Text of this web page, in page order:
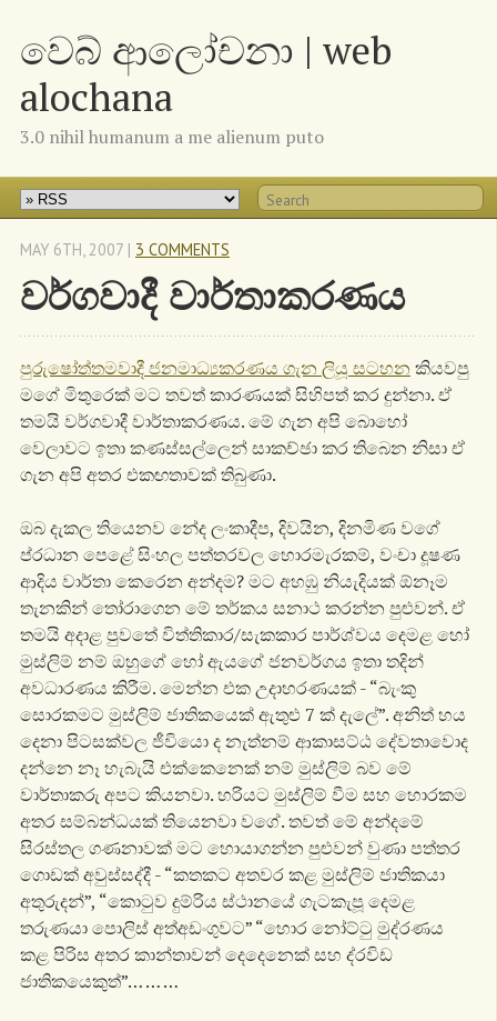
වෙබ් ආලෝචනා | web
alochana
3.0 nihil humanum a me alienum puto
වර්ගවාදී වාර්තාකරණය
MAY 6TH, 2007 | 3 COMMENTS
පුරුෂෝත්තමවාදී ජනමාධ්‍යකරණය ගැන ලියූ සටහන කියවපු
මගේ මිතුරෙක් මට තවත් කාරණයක් සිහිපත් කර දුන්නා. ඒ
තමයි වර්ගවාදී වාර්තාකරණය. මේ ගැන අපි බොහෝ
වෙලාවට ඉතා කණස්සල්ලෙන් සාකච්ඡා කර තිබෙන නිසා ඒ
ගැන අපි අතර එකඟතාවක් තිබුණා.
ඔබ දැකල තියෙනව නේද ලංකාදීප, දිවයින, දිනමිණ වගේ
ප්රධාන පෙළේ සිංහල පත්තරවල හොරමැරකම්, වංචා දූෂණ
ආදිය වාර්තා කෙරෙන අන්දම? මට අහඹු නියැදියක් ඕනෑම
තැනකින් තෝරාගෙන මේ තර්කය සනාථ කරන්න පුළුවන්. ඒ
තමයි අදාළ පුවතේ විත්තිකාර/සැකකාර පාර්ශ්වය දෙමළ හෝ
මුස්ලිම් නම් ඔහුගේ හෝ ඇයගේ ජනවර්ගය ඉතා තදින්
අවධාරණය කිරීම. මෙන්න එක උදාහරණයක් - “බැංකු
සොරකමට මුස්ලිම් ජාතිකයෙක් ඇතුළු 7 ක් දැලේ”. අනිත් හය
දෙනා පිටසක්වල ජීවියො ද නැත්නම් ආකාසට්ඨ දේවතාවොද
දන්නෙ නෑ හැබැයි එක්කෙනෙක් නම් මුස්ලිම් බව මේ
වාර්තාකරු අපට කියනවා. හරියට මුස්ලිම් වීම සහ හොරකම
අතර සම්බන්ධයක් තියෙනවා වගේ. තවත් මේ අන්දමේ
සිරස්තල ගණනාවක් මට හොයාගන්න පුළුවන් වුණා පත්තර
ගොඩක් අවුස්සද්දී - “කතකට අතවර කළ මුස්ලිම් ජාතිකයා
අතුරුදන්”, “කොටුව දුම්රිය ස්ථානයේ ගැටකැපූ දෙමළ
තරුණයා පොලිස් අත්අඩංගුවට” “හොර නෝට්ටු මුද්රණය
කළ පිරිස අතර කාන්තාවන් දෙදෙනෙක් සහ ද්රවිඩ
ජාතිකයෙකුත්”… … …